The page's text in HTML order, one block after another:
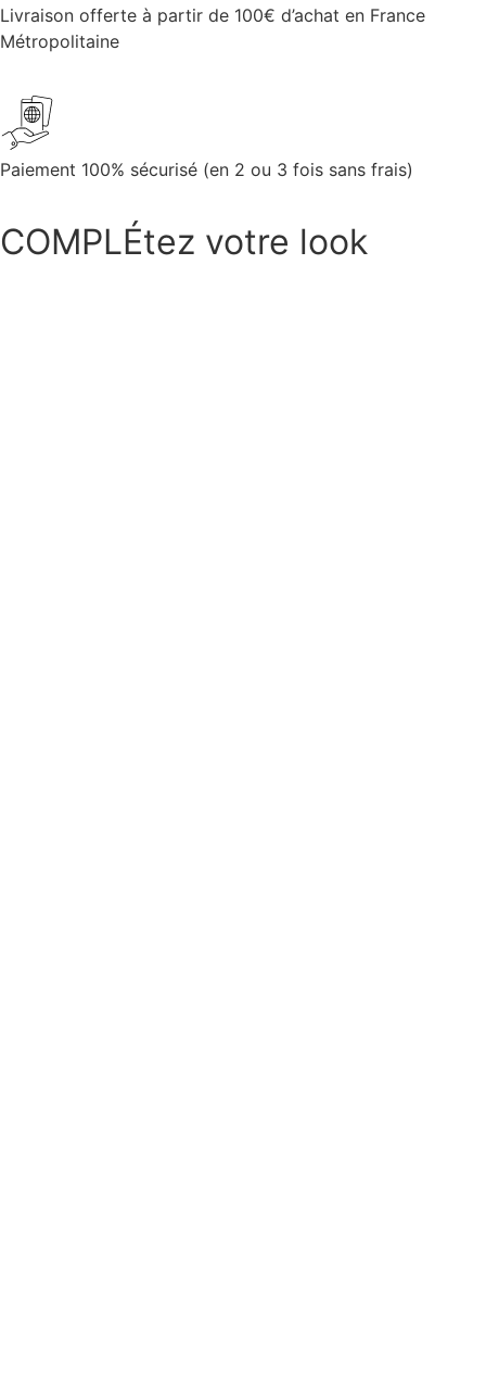
Livraison offerte à partir de 100€ d’achat en France
Métropolitaine
Paiement 100% sécurisé (en 2 ou 3 fois sans frais)
COMPLÉtez votre look